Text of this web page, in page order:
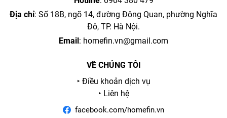
Địa chỉ: Số 18B, ngõ 14, đường Đông Quan, phường Nghĩa
Đô, TP. Hà Nội.
Email : homefin.vn@gmail.com
VỀ CHÚNG TÔI
‣ Điều khoản dịch vụ
‣ Liên hệ
facebook.com/homefin.vn